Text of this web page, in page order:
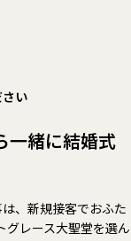
い
一緒に結婚式
、新規接客でおふた
グレース大聖堂を選ん